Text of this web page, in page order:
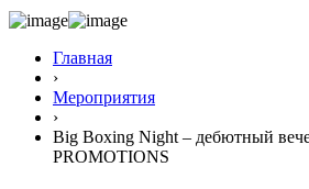
Главная
›
Мероприятия
›
Big Boxing Night – дебютный
PROMOTIONS